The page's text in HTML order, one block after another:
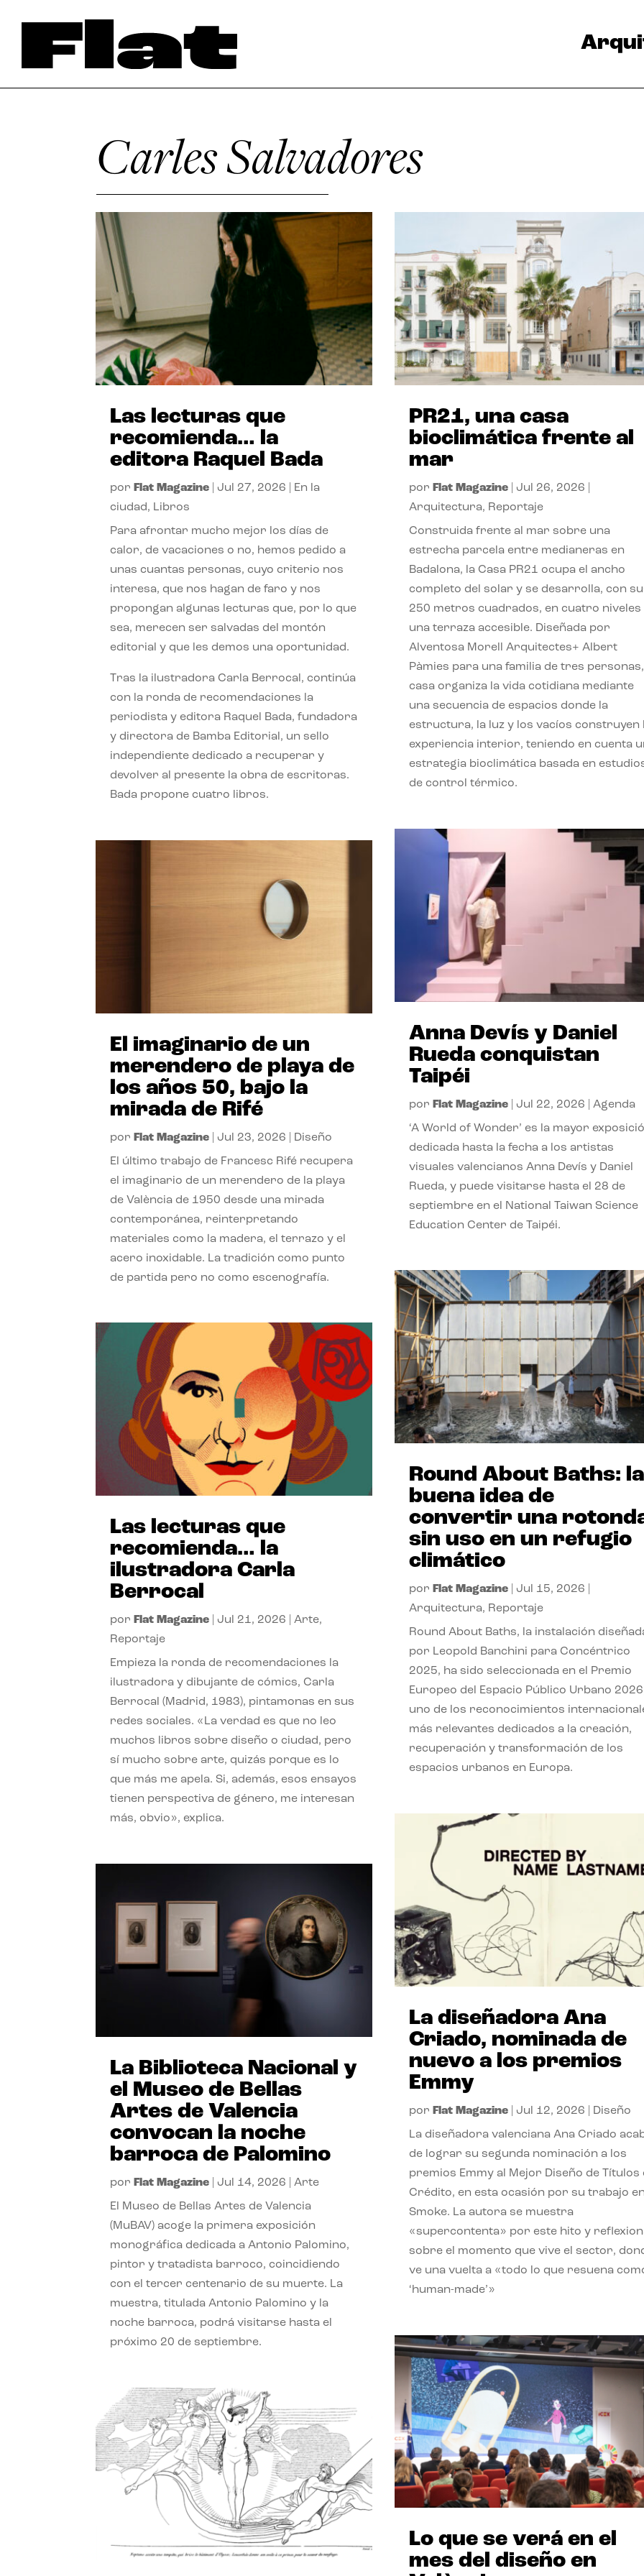
Carles Salvadores
Las lecturas que
recomienda… la
editora Raquel Bada
por Flat Magazine Jul 27, 2026
En la
ciudad, Libros
Para afrontar mucho mejor los días de
calor, de vacaciones o no, hemos pedido a
unas cuantas personas, cuyo criterio nos
interesa, que nos hagan de faro y nos
propongan algunas lecturas que, por lo que
sea, merecen ser salvadas del montón
editorial y que les demos una oportunidad.
Tras la ilustradora Carla Berrocal, continúa
con la ronda de recomendaciones la
periodista y editora Raquel Bada, fundadora
y directora de Bamba Editorial, un sello
independiente dedicado a recuperar y
devolver al presente la obra de escritoras.
Bada propone cuatro libros.
El imaginario de un
merendero de playa de
los años 50, bajo la
mirada de Rifé
por Flat Magazine Jul 23, 2026 Diseño
El último trabajo de Francesc Rifé recupera
el imaginario de un merendero de la playa
de València de 1950 desde una mirada
contemporánea, reinterpretando
materiales como la madera, el terrazo y el
acero inoxidable. La tradición como punto
de partida pero no como escenografía.
Las lecturas que
recomienda… la
ilustradora Carla
Berrocal
por Flat Magazine Jul 21, 2026 |Arte,
Reportaje
Empieza la ronda de recomendaciones la
ilustradora y dibujante de cómics, Carla
Berrocal (Madrid, 1983), pintamonas en sus
redes sociales. «La verdad es que no leo
muchos libros sobre diseño o ciudad, pero
sí mucho sobre arte, quizás porque es lo
que más me apela. Si, además, esos ensayos
tienen perspectiva de género, me interesan
más, obvio», explica.
La Biblioteca Nacional y
el Museo de Bellas
Artes de Valencia
convocan la noche
barroca de Palomino
por Flat Magazine Jul 14, 2026 |Arte
El Museo de Bellas Artes de Valencia
(MuBAV) acoge la primera exposición
monográfica dedicada a Antonio Palomino,
pintor y tratadista barroco, coincidiendo
con el tercer centenario de su muerte. La
muestra, titulada Antonio Palomino y la
noche barroca, podrá visitarse hasta el
próximo 20 de septiembre.
PR21, una casa
bioclimática frente al
mar
por Flat Magazine| Jul 26, 2026
Arquitectura, Reportaje
Construida frente al mar sobre una
estrecha parcela entre medianeras en
Badalona, la Casa PR21 ocupa el ancho
completo del solar y se desarrolla, con
250 metros cuadrados, en cuatro niveles
una terraza accesible. Diseñada por
Alventosa Morell Arquitectes+ Albert
Pàmies para una familia de tres
casa organiza la vida cotidiana mediante
una secuencia de espacios donde la
estructura, la luz y los vacíos construyen
experiencia interior, teniendo en cuenta
estrategia bioclimática basada en
de control térmico.
Anna Devís y Daniel
Rueda conquistan
Taipéi
por Flat Magazine| Jul 22, 2026 Agenda
‘A World of Wonder’ es la mayor
dedicada hasta la fecha a los artistas
visuales valencianos Anna Devís y Daniel
Rueda, y puede visitarse hasta el 28 de
septiembre en el National Taiwan Science
Education Center de Taipéi.
Round About Baths: la
buena idea de
convertir una
sin uso en un refugio
climático
por Flat Magazine| Jul 15, 2026
Arquitectura, Reportaje
Round About Baths, la instalación
por Leopold Banchini para Concéntrico
2025, ha sido seleccionada en el Premio
Europeo del Espacio Público Urbano
uno de los reconocimientos
más relevantes dedicados a la creación,
recuperación y transformación de los
espacios urbanos en Europa.
La diseñadora Ana
Criado, nominada de
nuevo a los premios
Emmy
por Flat Magazine| Jul 12, 2026 Diseño
La diseñadora valenciana Ana Criado
de lograr su segunda nominación a los
premios Emmy al Mejor Diseño de Títulos
Crédito, en esta ocasión por su trabajo
Smoke. La autora se muestra
«supercontenta» por este hito y
sobre el momento que vive el sector,
ve una vuelta a «todo lo que resuena
‘human-made’»
Lo que se verá en el
mes del diseño en